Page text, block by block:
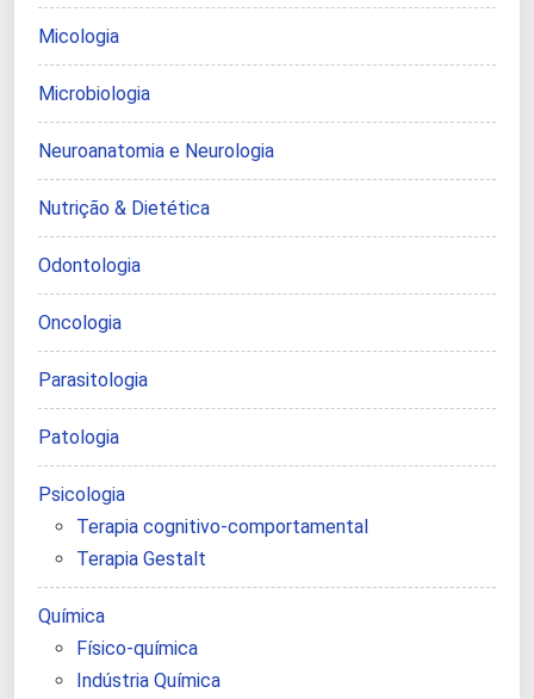
Micologia
Microbiologia
Neuroanatomia e Neurologia
Nutrição & Dietética
Odontologia
Oncologia
Parasitologia
Patologia
Psicologia
Terapia cognitivo-comportamental
Terapia Gestalt
Química
Físico-química
Indústria Química